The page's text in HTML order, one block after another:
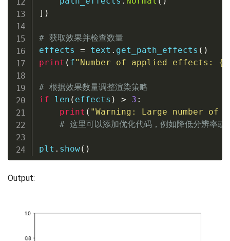
] )
# 获取效果并检查数量
effects = text . get_path_effects ( )
print ( f"Number of applied effects: {
# 根据效果数量调整渲染策略
if
len ( effects ) > 3 :
print ( "Warning: Large number of
# 这里可以添加优化代码，例如降低分辨率或
plt . show( )
Output: